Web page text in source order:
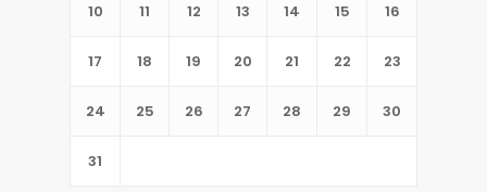
10 11 12 13 14 15 16
17 18 19 20 21 22 23
24 25 26 27 28 29 30
31